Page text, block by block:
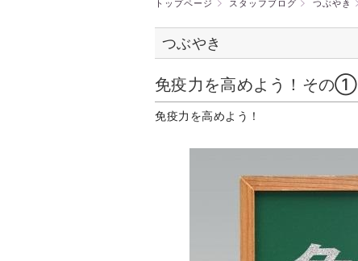
トップページ スタッフブログ つぶやき
つぶやき
免疫力を高めよう！その①
免疫力を高めよう！